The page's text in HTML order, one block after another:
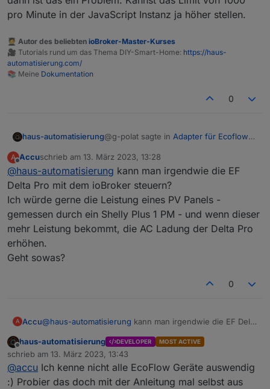
aussehen muss, findet man am besten raus, wenn
man das/settopic abonniert und dann guckt,
Genauer als hier kann ich es auch nicht erklären:
https://www.youtube.com/watch?
v=ezn0NDc9GAY
const serialNumber = 'R33XXXXXXXXXX';
const userId = '15XXXXXXXXXXXXXXXXXX';
const valueCache = {};
  'inv.cfgAcEnabled',
pro Minute in der JavaScript Instanz ja höher stellen.
🧑‍🎓 Autor des beliebten ioBroker-Master-Kurses
🎥 Tutorials rund um das Thema DIY-Smart-Home: https://haus-
automatisierung.com/
📚 Meine Dokumentation
0
haus-automatisierung@g-polat sagte in Adapter für Ecoflow
das Script steigt aus, zu viele
Aufrufe
Dafür hatte ich ja eigentlich schon
diesen Cache eingebaut. Aber wenn
sehr sehr viele Daten kommen, dann ist
das ein Problem. Kannst das Limit von
1000 pro Minute in der JavaScript
A
Offline
Accuschrieb am 13. März 2023, 13:28
zuletzt editiert von
@haus-automatisierung kann man irgendwie die EF
Delta Pro mit dem ioBroker steuern?
Ich würde gerne die Leistung eines PV Panels -
gemessen durch ein Shelly Plus 1 PM - und wenn dieser
mehr Leistung bekommt, die AC Ladung der Delta Pro
erhöhen.
Geht sowas?
0
A Accu@haus-automatisierung kann man irgendwie die EF Delta
Ich würde gerne die Leistung eines PV Panels -
gemessen durch ein Shelly Plus 1 PM - und wenn dieser
mehr Leistung bekommt, die AC Ladung der Delta Pro
erhöhen.
Offline
haus-automatisierung DEVELOPER MOST ACTIVE
schrieb am 13. März 2023, 13:43
zuletzt editiert von
@accu Ich kenne nicht alle EcoFlow Geräte auswendig
:) Probier das doch mit der Anleitung mal selbst aus